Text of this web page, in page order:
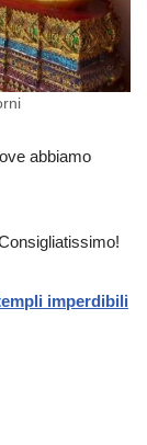
abbiamo
imperdibili